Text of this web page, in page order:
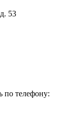
53
по телефону: